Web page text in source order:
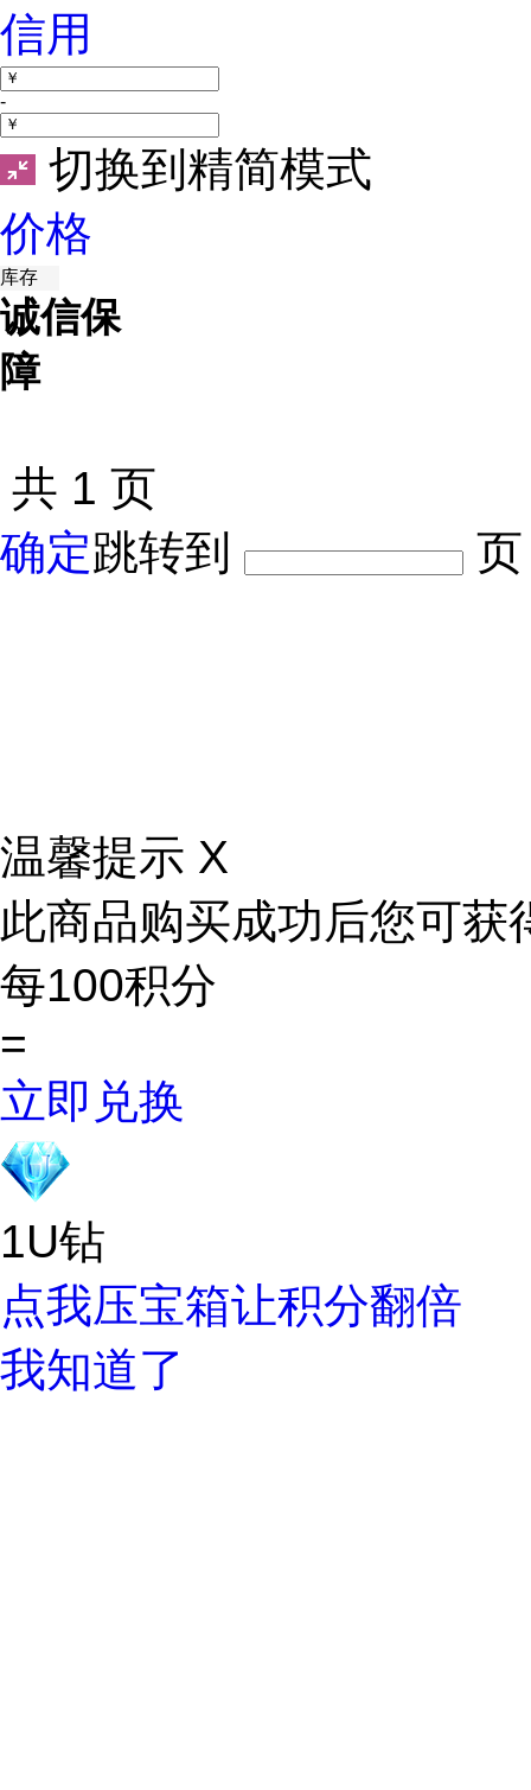
信用
-
切换到精简模式
价格
库存
诚信保
障
游戏区服：
地下城与勇士
卖家信用：
5888.00
5888 免费兑换此商品
共 1 页
确定跳转到 页
温馨提示 X
此商品购买成功后您可获
每100积分
=
立即兑换
1U钻
点我压宝箱让积分翻倍
我知道了